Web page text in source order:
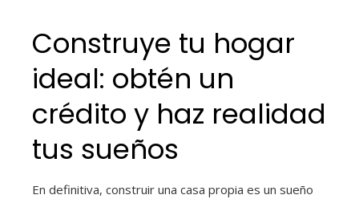
Construye tu hogar
ideal: obtén un
crédito y haz realidad
tus sueños
En definitiva, construir una casa propia es un sueño